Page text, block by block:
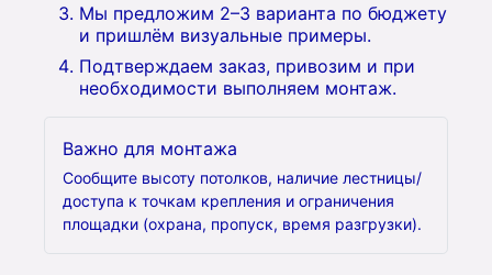
Мы предложим 2–3 варианта по бюджету
и пришлём визуальные примеры.
Подтверждаем заказ, привозим и при
необходимости выполняем монтаж.
Важно для монтажа
Сообщите высоту потолков, наличие лестницы/
доступа к точкам крепления и ограничения
площадки (охранa, пропуск, время разгрузки).